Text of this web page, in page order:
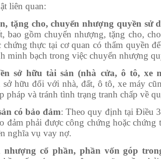
liên quan:
tặng cho, chuyển nhượng quyền sử
bao gồm chuyển nhượng, tặng cho,
chứng thực tại cơ quan có thẩm quyền
minh bạch trong việc chuyển nhượng
sở hữu tài sản (nhà cửa, ô tô, xe
hữu đối với nhà, đất, ô tô, xe máy
pháp và tránh tình trạng tranh chấp về
có bảo đảm: Theo quy định tại Điều
đảm phải được công chứng hoặc chứng
nghĩa vụ vay nợ.
nhượng cổ phần, phần vốn góp